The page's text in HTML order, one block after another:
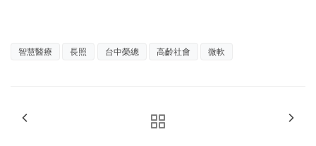
智慧醫療 長照 台中榮總 高齡社會 微軟